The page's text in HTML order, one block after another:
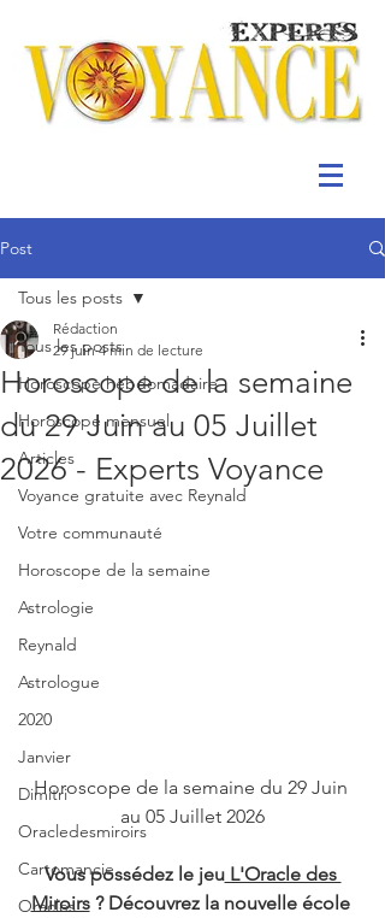
Post
Tous les posts
Horoscope hebdomadaire
Horoscope mensuel
Articles
Voyance gratuite avec Reynald
Votre communauté
Horoscope de la semaine
Astrologie
Reynald
Astrologue
2020
Janvier
Dimitri
Oracledesmiroirs
Cartomancie
Oracles
Tous les posts
Horoscope de la semaine
du 29 Juin au 05 Juillet
2026 - Experts Voyance
Rédaction
29 juin 4 min de lecture
Horoscope de la semaine du 29 Juin
au 05 Juillet 2026
Vous possédez le jeu L'Oracle des
Miroirs ? Découvrez la nouvelle école